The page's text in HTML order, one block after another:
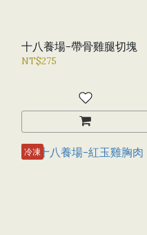
十八養場-帶骨雞腿切塊
NT$275
冷凍